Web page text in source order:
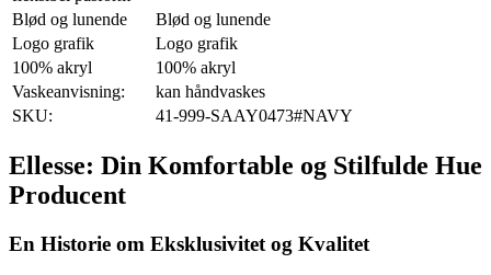
Blød og lunende
Blød og lunende
Logo grafik
Logo grafik
100% akryl
100% akryl
Vaskeanvisning:
kan håndvaskes
SKU:
41-999-SAAY0473#NAVY
Ellesse: Din Komfortable og Stilfulde Hue
Producent
En Historie om Eksklusivitet og Kvalitet